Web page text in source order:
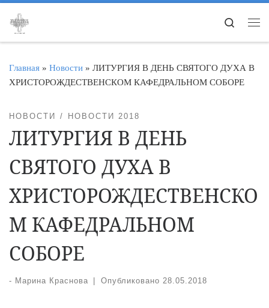
Перейти к содержимому
Search
Главная » Новости » ЛИТУРГИЯ В ДЕНЬ СВЯТОГО ДУХА В
ХРИСТОРОЖДЕСТВЕНСКОМ КАФЕДРАЛЬНОМ СОБОРЕ
НОВОСТИ НОВОСТИ 2018
ЛИТУРГИЯ В ДЕНЬ
СВЯТОГО ДУХА В
ХРИСТОРОЖДЕСТВЕНСКО
М КАФЕДРАЛЬНОМ
СОБОРЕ
- Марина Краснова Опубликовано 28.05.2018